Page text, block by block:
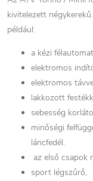
kivitelezett
például:
a kézi
elektromos
elektromos
lakkozott
sebesség
minőségi
láncfedél.
az első csapok
sport légszűrő,